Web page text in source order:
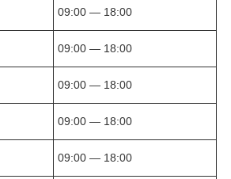
09:00 — 18:00
09:00 — 18:00
09:00 — 18:00
09:00 — 18:00
09:00 — 18:00